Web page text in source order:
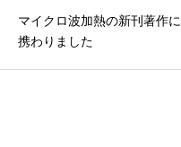
マイクロ波加熱の新刊著作に
携わりました